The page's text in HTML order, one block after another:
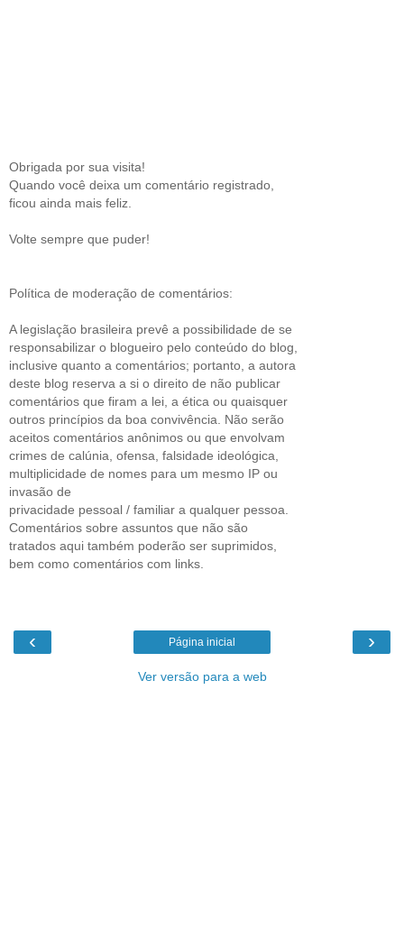
Obrigada por sua visita!
Quando você deixa um comentário registrado,
ficou ainda mais feliz.
Volte sempre que puder!
Política de moderação de comentários:
A legislação brasileira prevê a possibilidade de se
responsabilizar o blogueiro pelo conteúdo do blog,
inclusive quanto a comentários; portanto, a autora
deste blog reserva a si o direito de não publicar
comentários que firam a lei, a ética ou quaisquer
outros princípios da boa convivência. Não serão
aceitos comentários anônimos ou que envolvam
crimes de calúnia, ofensa, falsidade ideológica,
multiplicidade de nomes para um mesmo IP ou
invasão de
privacidade pessoal / familiar a qualquer pessoa.
Comentários sobre assuntos que não são
tratados aqui também poderão ser suprimidos,
bem como comentários com links.
‹ ›
Página inicial
Ver versão para a web